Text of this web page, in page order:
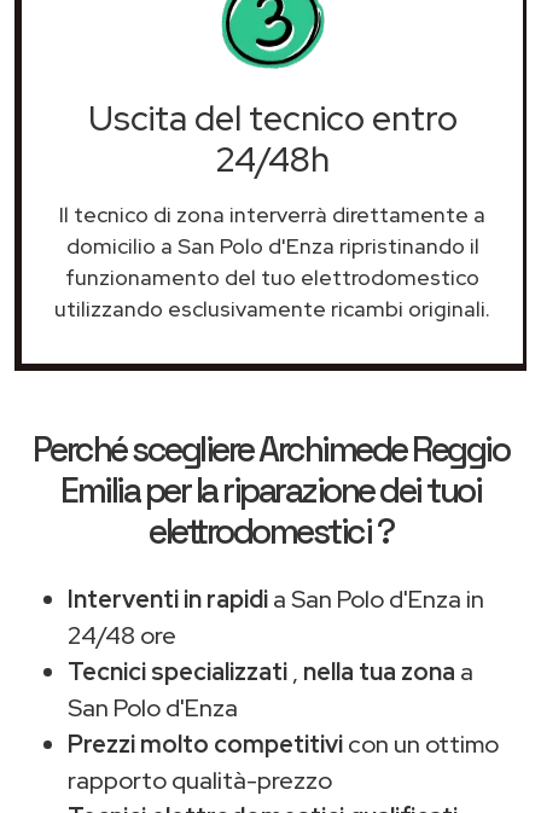
Uscita del tecnico entro
24/48h
Il tecnico di zona interverrà direttamente a
domicilio a San Polo d'Enza ripristinando il
funzionamento del tuo elettrodomestico
utilizzando esclusivamente ricambi originali.
Perché scegliereArchimede Reggio
Emiliaper la riparazione dei tuoi
elettrodomestici ?
Interventi in rapidia San Polo d'Enza in
24/48 ore
Tecnici specializzati, nella tua zona a
San Polo d'Enza
Prezzi molto competitivicon un ottimo
rapporto qualità-prezzo